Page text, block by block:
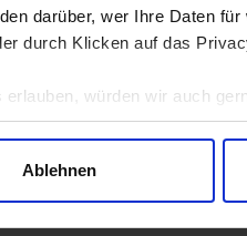
darüber, wer Ihre Daten
durch Klicken auf das
erlauben, würden wir auch
über Ihre geografische
mehr darüber, wie Ihre
Ablehnen